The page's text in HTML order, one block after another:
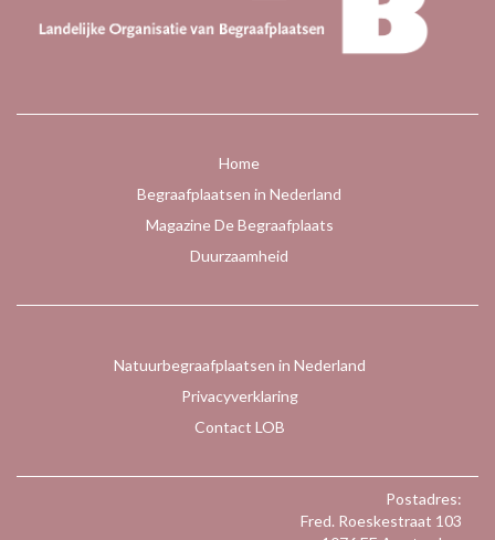
Home
Begraafplaatsen in Nederland
Magazine De Begraafplaats
Duurzaamheid
Natuurbegraafplaatsen in Nederland
Privacyverklaring
Contact LOB
Postadres:
Fred. Roeskestraat 103